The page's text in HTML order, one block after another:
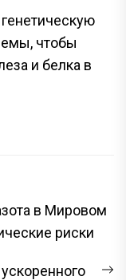
чтобы
и белка в
в Мировом
риски